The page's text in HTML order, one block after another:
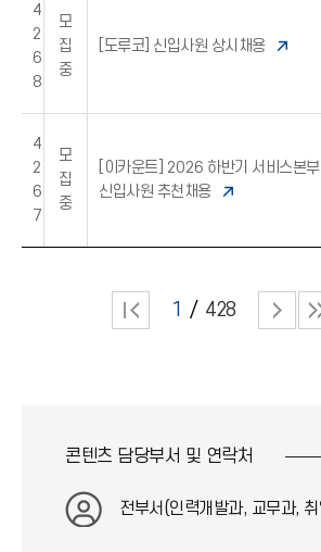
4
2
6
8
모
집
중
[도루코] 신입사원 상시채용
4
2
6
7
모
집
중
[이카운트] 2026 하반기 서비스본부
신입사원 추천채용
1 428
콘텐츠 담당부서 및 연락처
전부서(인력개발과, 교무과,